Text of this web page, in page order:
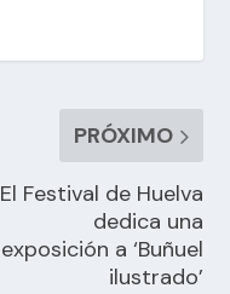
PRÓXIMO
El Festival de Huelva
dedica una
exposición a ‘Buñuel
ilustrado’